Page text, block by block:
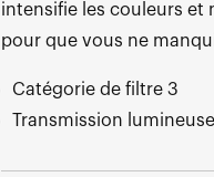
intensifie les couleurs et
pour que vous ne
Catégorie de filtre 3
Transmission